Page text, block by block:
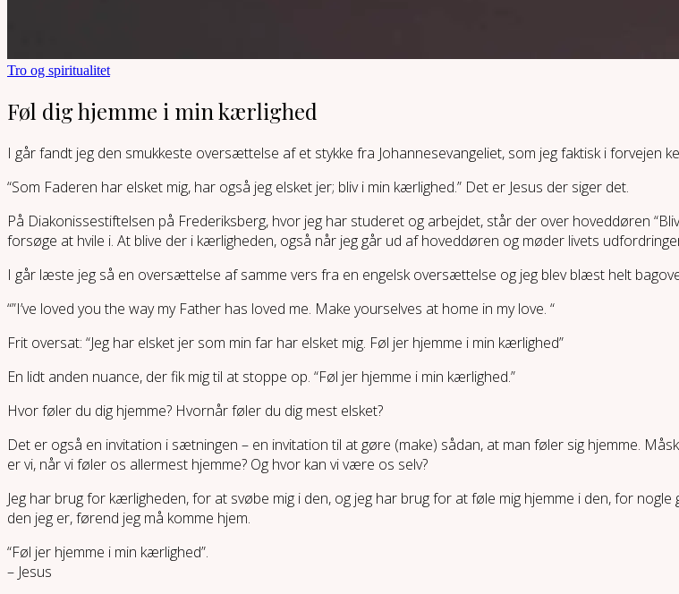
Tro og spiritualitet
Føl dig hjemme i min kærlighed
I går fandt jeg den smukkeste oversættelse af et stykke fra Johannesevangeliet, som jeg faktisk i forvejen
“Som Faderen har elsket mig, har også jeg elsket jer; bliv i min kærlighed.” Det er Jesus der siger det.
På Diakonissestiftelsen på Frederiksberg, hvor jeg har studeret og arbejdet, står der over hoveddøren
forsøge at hvile i. At blive der i kærligheden, også når jeg går ud af hoveddøren og møder livets
I går læste jeg så en oversættelse af samme vers fra en engelsk oversættelse og jeg blev blæst helt
“”I’ve loved you the way my Father has loved me. Make yourselves at home in my love. “
Frit oversat: “Jeg har elsket jer som min far har elsket mig. Føl jer hjemme i min kærlighed”
En lidt anden nuance, der fik mig til at stoppe op. “Føl jer hjemme i min kærlighed.”
Hvor føler du dig hjemme? Hvornår føler du dig mest elsket?
Det er også en invitation i sætningen – en invitation til at gøre (make) sådan, at man føler sig hjemme.
er vi, når vi føler os allermest hjemme? Og hvor kan vi være os selv?
Jeg har brug for kærligheden, for at svøbe mig i den, og jeg har brug for at føle mig hjemme i den, for
den jeg er, førend jeg må komme hjem.
“Føl jer hjemme i min kærlighed”.
– Jesus